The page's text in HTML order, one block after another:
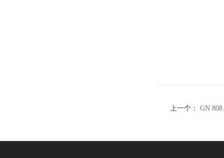
上一个： GN